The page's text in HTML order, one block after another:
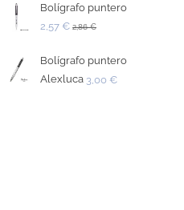
Bolígrafo puntero
2,57 € 2,86 €
Bolígrafo puntero
Alexluca 3,00 €